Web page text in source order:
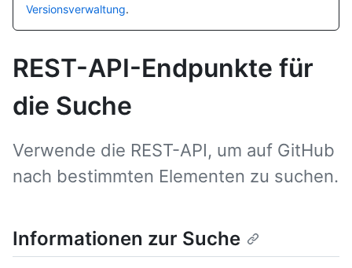
Versionsverwaltung.
REST-API-Endpunkte für
die Suche
Verwende die REST-API, um auf GitHub
nach bestimmten Elementen zu suchen.
Informationen zur Suche